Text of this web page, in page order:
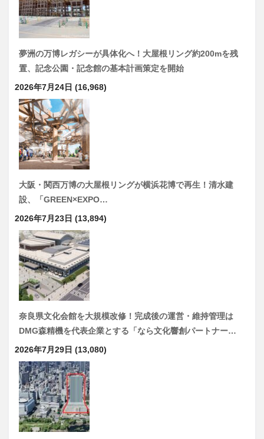
夢洲の万博レガシーが具体化へ！大屋根リング約200mを残
置、記念公園・記念館の基本計画策定を開始
2026年7月24日 (16,968)
大阪・関西万博の大屋根リングが横浜花博で再生！清水建
設、「GREEN×EXPO…
2026年7月23日 (13,894)
奈良県文化会館を大規模改修！完成後の運営・維持管理は
DMG森精機を代表企業とする「なら文化響創パートナー…
2026年7月29日 (13,080)